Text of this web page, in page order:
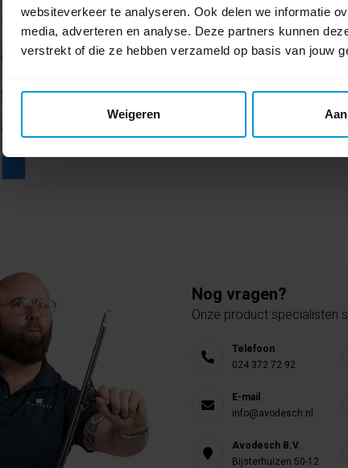
websiteverkeer te analyseren. Ook delen we informatie
media, adverteren en analyse. Deze partners kunnen
verstrekt of die ze hebben verzameld op basis van jouw
Weigeren
10123
5705022028944
Vikan
Wandhaak
Nog vragen?
Onze product specialisten
Telefoon
024 372 72 92
E-mail
info@avodesch.nl
Avodesch B.V.
Bijsterhuizen 50-12